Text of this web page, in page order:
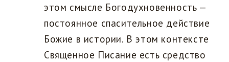
этом смысле Богодухновенность —
постоянное спасительное действие
Божие в истории. В этом контексте
Священное Писание есть средство